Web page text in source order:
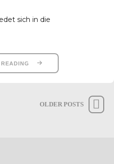
sich in die
OLDER POSTS